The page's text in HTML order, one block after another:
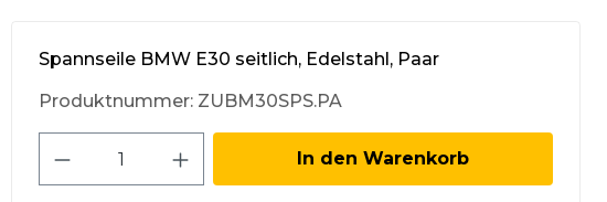
Spannseile BMW E30 seitlich, Edelstahl, Paar
Produktnummer: ZUBM30SPS.PA
Produkt Anzahl: Gib den gewünschten
In den Warenkorb